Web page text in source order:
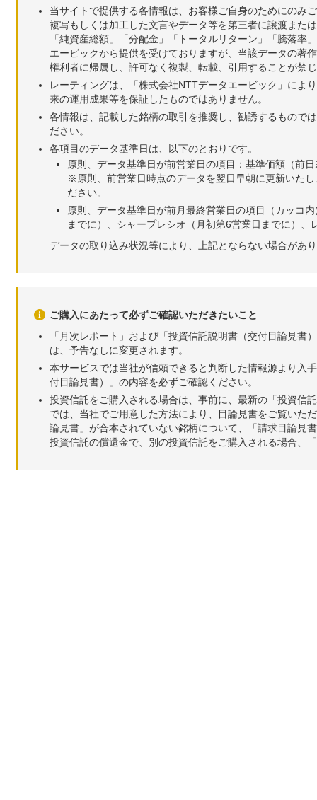
当サイトで提供する各情報は、お客様ご自身のためにのみ
複写もしくは加工した文言やデータ等を第三者に譲渡また
「純資産総額」「分配金」「トータルリターン」「騰落
エービックから提供を受けておりますが、当該データの著
権利者に帰属し、許可なく複製、転載、引用することが禁
レーティングは、「株式会社NTTデータエービック」によ
来の運用成果等を保証したものではありません。
各情報は、記載した銘柄の取引を推奨し、勧誘するもので
ださい。
各項目のデータ基準日は、以下のとおりです。
原則、データ基準日が前営業日の項目：基準価額（前
※原則、前営業日時点のデータを翌日早朝に更新いた
ださい。
原則、データ基準日が前月最終営業日の項目（カッコ
までに）、シャープレシオ（月初第6営業日までに）
データの取り込み状況等により、上記とならない場合があ
ご購入にあたって必ずご確認いただきたいこと
「月次レポート」および「投資信託説明書（交付目論見
は、予告なしに変更されます。
本サービスでは当社が信頼できると判断した情報源より入
付目論見書）」の内容を必ずご確認ください。
投資信託をご購入される場合は、事前に、最新の「投資信
では、当社でご用意した方法により、目論見書をご覧いた
論見書」が合本されていない銘柄について、「請求目論見
投資信託の償還金で、別の投資信託をご購入される場合、